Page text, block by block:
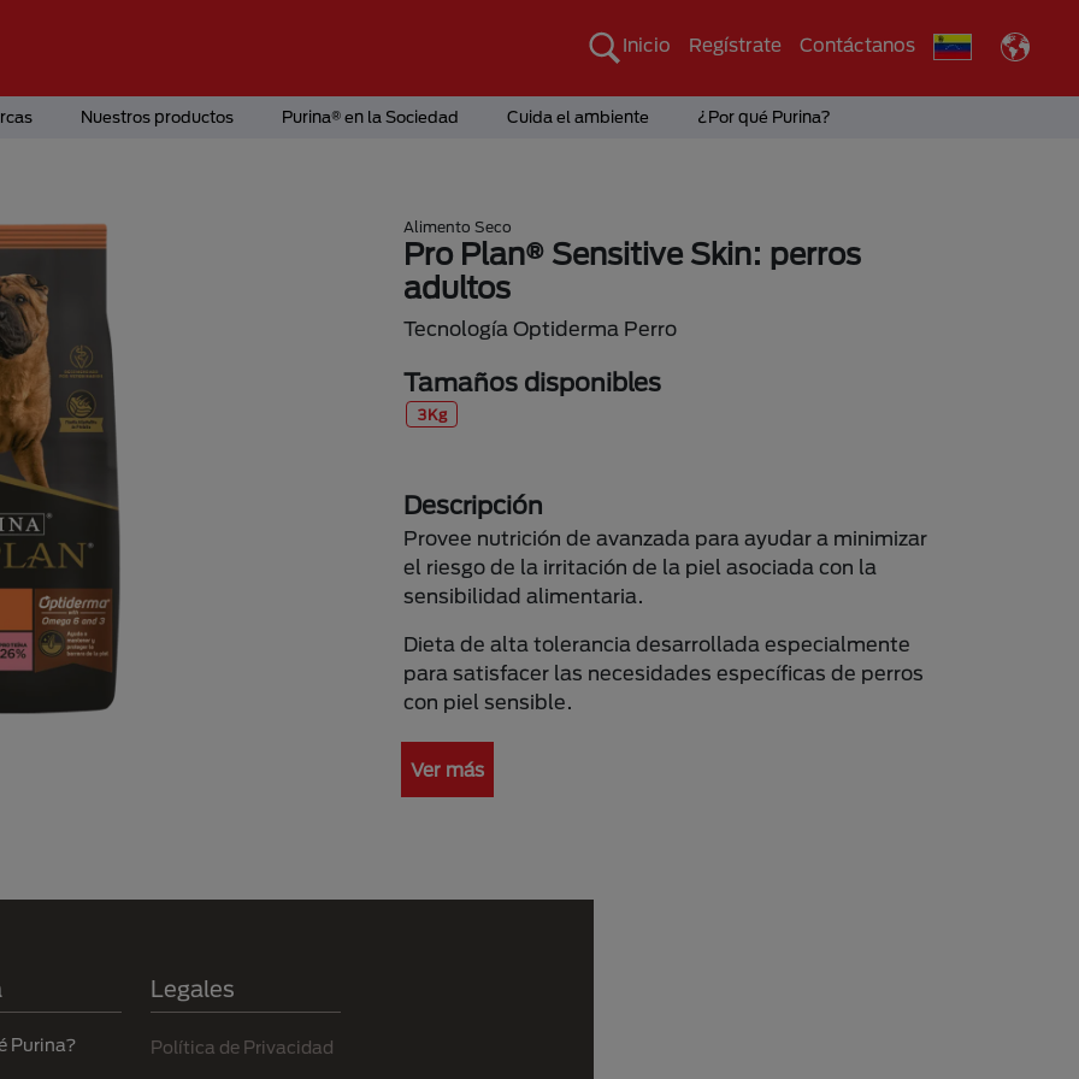
Inicio Regístrate Contáctanos
Nuestros productos Purina® en la Sociedad Cuida el ambiente ¿Por qué Purina?
Alimento Seco
Pro Plan® Sensitive Skin: perros
adultos
Tecnología Optiderma Perro
Tamaños disponibles
3Kg
Descripción
Provee nutrición de avanzada para ayudar a minimizar
el riesgo de la irritación de la piel asociada con la
sensibilidad alimentaria.
Dieta de alta tolerancia desarrollada especialmente
para satisfacer las necesidades específicas de perros
con piel sensible.
Ver más
Purina?
Legales
Política de Privacidad